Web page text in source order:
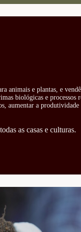
animais e plantas, e
biológicas e processos
aumentar a
as casas e culturas.